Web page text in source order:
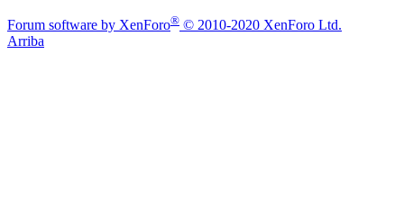
Forum software by XenForo® © 2010-2020 XenForo Ltd.
Arriba